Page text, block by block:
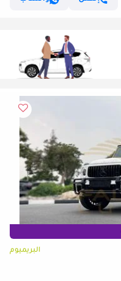
البريميوم